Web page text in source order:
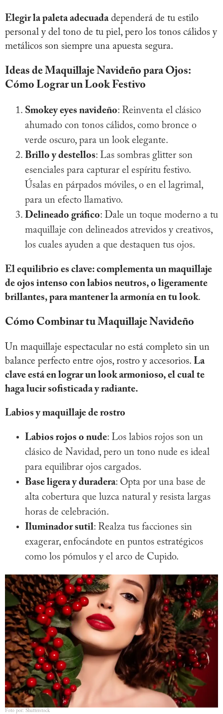
Elegir la paleta adecuadadependerá de tu estilo
personal y del tono de tu piel, pero los tonos cálidos y
metálicos son siempre una apuesta segura.
Ideas de Maquillaje Navideño para Ojos:
Cómo Lograr un Look Festivo
Smokey eyes navideño: Reinventa el clásico
ahumado con tonos cálidos, como bronce o
verde oscuro, para un look elegante.
Brillo y destellos: Las sombras glitter son
esenciales para capturar el espíritu festivo.
Úsalas en párpados móviles, o en el lagrimal,
para un efecto llamativo.
Delineado gráfico: Dale un toque moderno a tu
maquillaje con delineados atrevidos y creativos,
los cuales ayuden a que destaquen tus ojos.
El equilibrio es clave: complementa un maquillaje
de ojos intenso con labios neutros, o ligeramente
brillantes, para mantener la armonía en tu look.
Cómo Combinar tu Maquillaje Navideño
Un maquillaje espectacular no está completo sin un
balance perfecto entre ojos, rostro y accesorios. La
clave está en lograr un look armonioso, el cual te
haga lucir sofisticada y radiante.
Labios y maquillaje de rostro
Labios rojos o nude: Los labios rojos son un
clásico de Navidad, pero un tono nude es ideal
para equilibrar ojos cargados.
Base ligera y duradera: Opta por una base de
alta cobertura que luzca natural y resista largas
horas de celebración.
Iluminador sutil: Realza tus facciones sin
exagerar, enfocándote en puntos estratégicos
como los pómulos y el arco de Cupido.
Foto por: Shutterstock